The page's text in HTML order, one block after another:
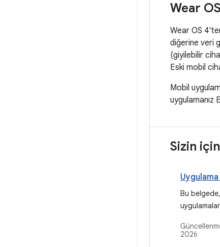
Wear
Wear OS
diğerine veri
(giyilebilir
Eski mobil
Mobil
uygulamanız
Sizin
Bu
konusunda
2026